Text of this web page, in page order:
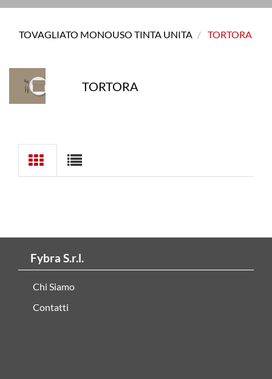
TOVAGLIATO MONOUSO TINTA UNITA TORTORA
TORTORA
Fybra S.r.l.
Chi Siamo
Contatti